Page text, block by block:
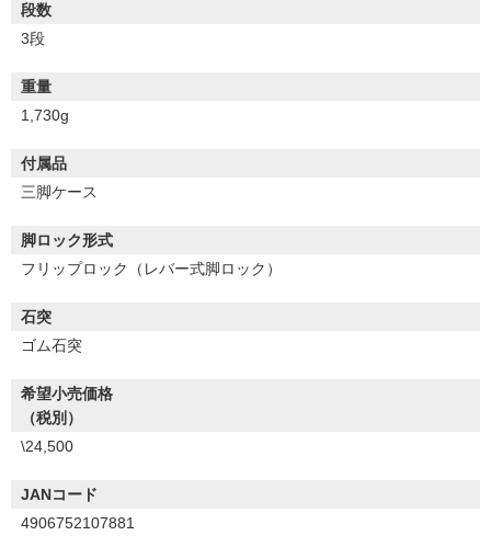
段数
3段
重量
1,730g
付属品
三脚ケース
脚ロック形式
フリップロック（レバー式脚ロック）
石突
ゴム石突
希望小売価格
（税別）
\24,500
JANコード
4906752107881